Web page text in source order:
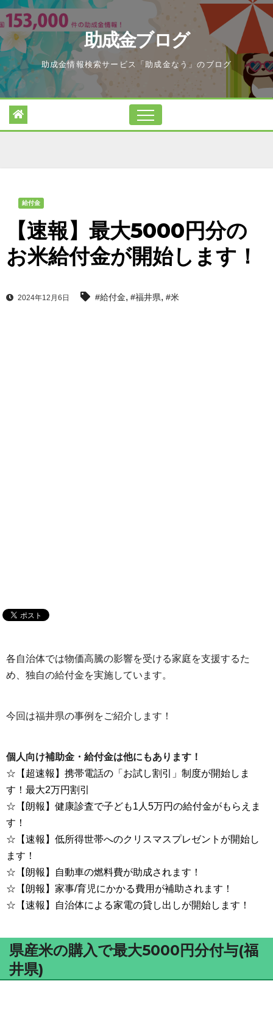
Skip
to
content
助成金ブログ
助成金情報検索サービス「助成金なう」のブログ
給付金
【速報】最大5000円分の
お米給付金が開始します！
2024年12月6日 #給付金, #福井県, #米
各自治体では物価高騰の影響を受ける家庭を支援するた
め、独自の給付金を実施しています。
今回は福井県の事例をご紹介します！
個人向け補助金・給付金は他にもあります！
☆【超速報】携帯電話の「お試し割引」制度が開始しま
す！最大2万円割引
☆【朗報】健康診査で子ども1人5万円の給付金がもらえま
す！
☆【速報】低所得世帯へのクリスマスプレゼントが開始し
ます！
☆【朗報】自動車の燃料費が助成されます！
☆【朗報】家事/育児にかかる費用が補助されます！
☆【速報】自治体による家電の貸し出しが開始します！
県産米の購入で最大5000円分付与(福
井県)